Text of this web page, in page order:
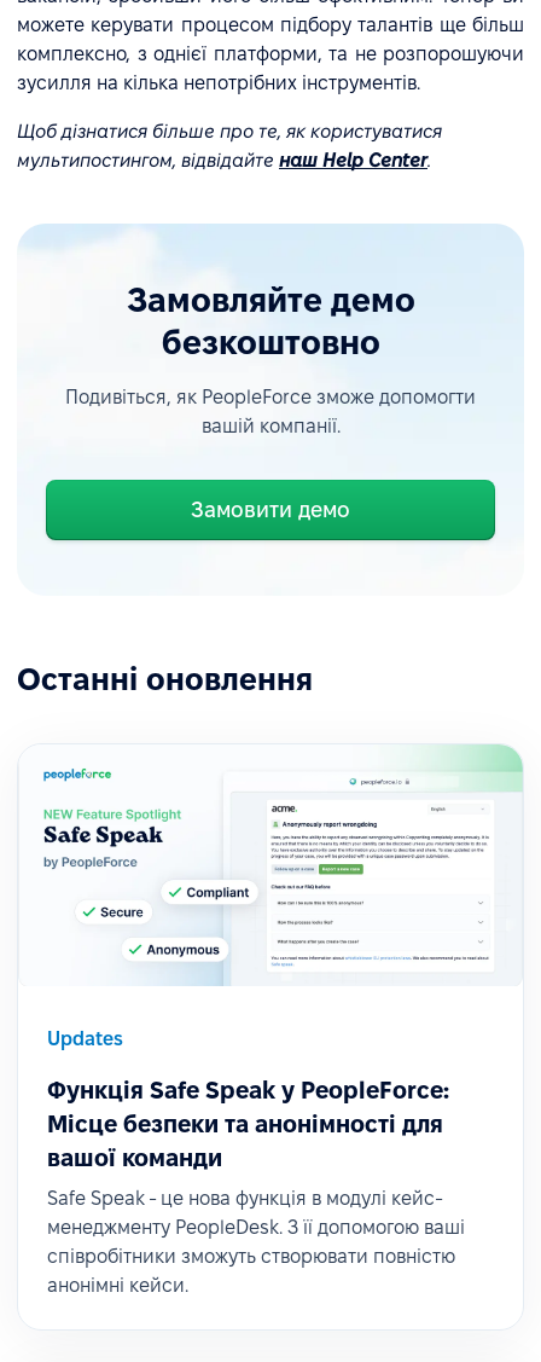
можете керувати процесом підбору талантів ще більш
комплексно, з однієї платформи, та не розпорошуючи
зусилля на кілька непотрібних інструментів.
Щоб дізнатися більше про те, як користуватися
мультипостингом, відвідайте наш Help Center.
Замовляйте демо
безкоштовно
Подивіться, як PeopleForce зможе допомогти
вашій компанії.
Замовити демо
Останні оновлення
Updates
Функція Safe Speak у PeopleForce:
Місце безпеки та анонімності для
вашої команди
Safe Speak - це нова функція в модулі кейс-
менеджменту PeopleDesk. З її допомогою ваші
співробітники зможуть створювати повністю
анонімні кейси.